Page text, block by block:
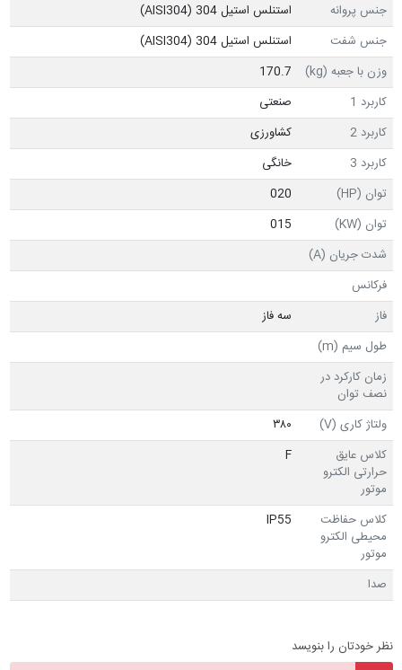
جنس پروانه
استنلس استیل 304 (AISI304)
جنس شفت
استنلس استیل 304 (AISI304)
وزن با جعبه (kg)
170.7
کاربرد 1
صنعتی
کاربرد 2
کشاورزی
کاربرد 3
خانگی
توان (HP)
020
توان (KW)
015
شدت جریان (A)
فرکانس
فاز
سه فاز
طول سیم (m)
زمان کارکرد در
نصف توان
ولتاژ کاری (V)
۳۸۰
کلاس عایق
حرارتی الکترو
موتور
F
کلاس حفاظت
محیطی الکترو
موتور
IP55
صدا
نظر خودتان را بنویسد